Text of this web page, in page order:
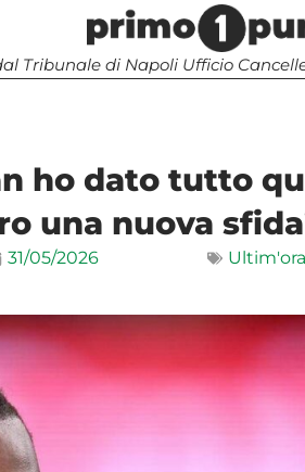
Tribunale di Napoli Ufficio
ho dato tutto
una nuova
31/05/2026 Ultim'ora